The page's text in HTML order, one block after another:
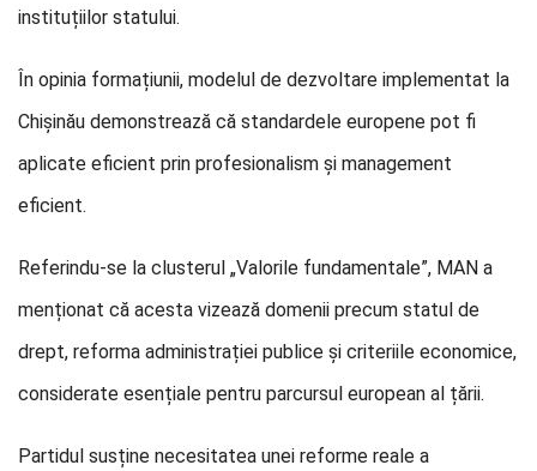
instituțiilor statului.
În opinia formațiunii, modelul de dezvoltare implementat la
Chișinău demonstrează că standardele europene pot fi
aplicate eficient prin profesionalism și management
eficient.
Referindu-se la clusterul „Valorile fundamentale”, MAN a
menționat că acesta vizează domenii precum statul de
drept, reforma administrației publice și criteriile economice,
considerate esențiale pentru parcursul european al țării.
Partidul susține necesitatea unei reforme reale a